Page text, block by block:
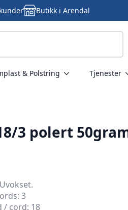
Butikk i Arendal
& Polstring Tjenester
3 polert
3
/ cord: 18